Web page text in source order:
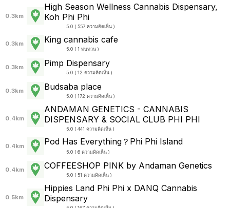
0.3km
High Season Wellness Cannabis Dispensary,
Koh Phi Phi
5.0 ( 557 ความคิดเห็น )
0.3km King cannabis cafe
5.0 ( 1 ทบทวน )
0.3km Pimp Dispensary
5.0 ( 12 ความคิดเห็น )
0.3km Budsaba place
5.0 ( 172 ความคิดเห็น )
0.4km
ANDAMAN GENETICS - CANNABIS
DISPENSARY & SOCIAL CLUB PHI PHI
5.0 ( 441 ความคิดเห็น )
0.4km Pod Has Everything？Phi Phi Island
5.0 ( 6 ความคิดเห็น )
0.4km COFFEESHOP PINK by Andaman Genetics
5.0 ( 51 ความคิดเห็น )
0.5km
Hippies Land Phi Phi x DANQ Cannabis
Dispensary